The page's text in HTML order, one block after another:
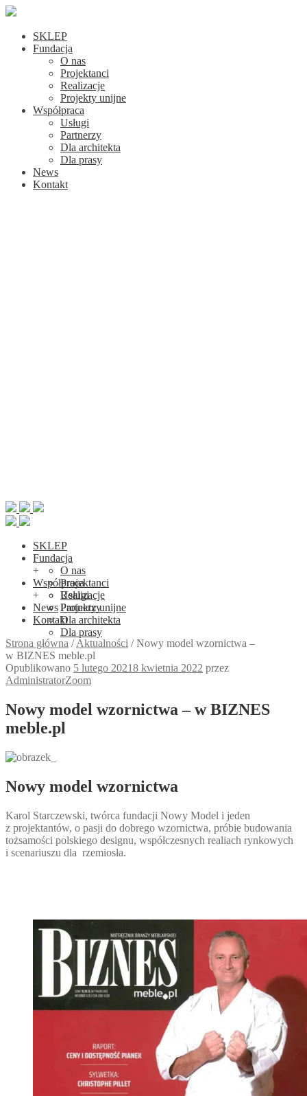
SKLEP
Fundacja
O nas
Projektanci
Realizacje
Projekty unijne
Współpraca
Usługi
Partnerzy
Dla architekta
Dla prasy
News
Kontakt
SKLEP
Fundacja
O nas
Projektanci
Realizacje
Projekty unijne
+
Współpraca
Usługi
Partnerzy
Dla architekta
Dla prasy
+
News
Kontakt
Strona główna /Aktualności /Nowy model wzornictwa –
w BIZNES meble.pl
Opublikowano 5 lutego 20218 kwietnia 2022 przez
AdministratorZoom
Nowy model wzornictwa – w BIZNES
meble.pl
Nowy model wzornictwa
Karol Starczewski, twórca fundacji Nowy Model i jeden
z projektantów, o pasji do dobrego wzornictwa, próbie budowania
tożsamości polskiego designu, współczesnych realiach rynkowych
i scenariuszu dla rzemiosła.